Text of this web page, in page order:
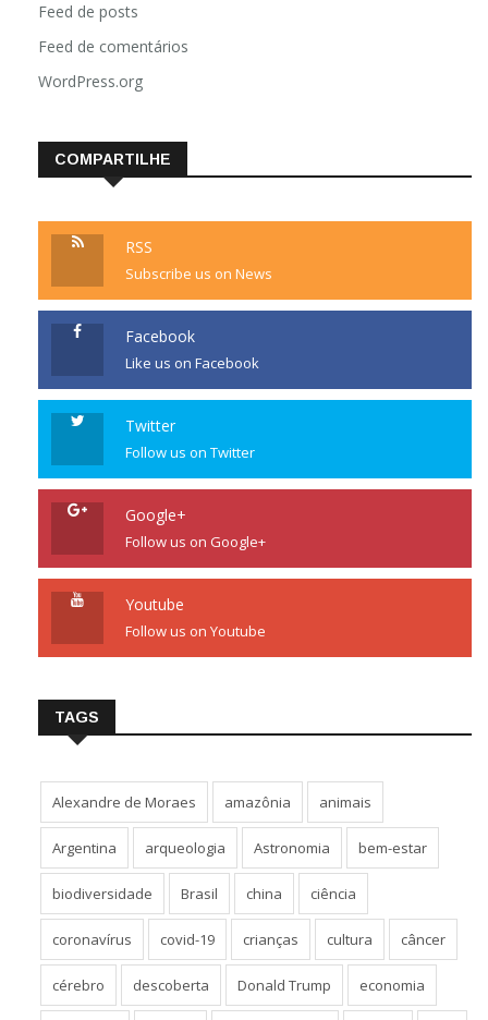
Feed de posts
Feed de comentários
WordPress.org
COMPARTILHE
RSS
Subscribe us on News
Facebook
Like us on Facebook
Twitter
Follow us on Twitter
Google+
Follow us on Google+
Youtube
Follow us on Youtube
TAGS
Alexandre de Moraes amazônia animais
Argentina arqueologia Astronomia bem-estar
biodiversidade Brasil china ciência
coronavírus covid-19 crianças cultura câncer
cérebro descoberta Donald Trump economia